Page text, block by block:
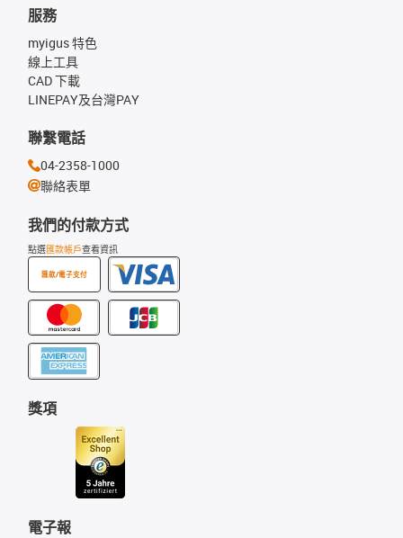
我們的付款方式
點選匯款帳戶查看資訊
匯款/電子支付
服務
myigus 特色
線上工具
CAD 下載
LINEPAY及台灣PAY
獎項
電子報
聯繫電話
04-2358-1000
聯絡表單